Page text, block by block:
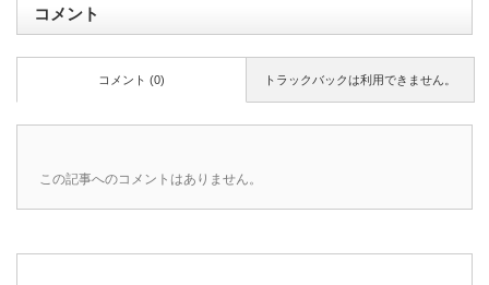
コメント
トラックバックは利用できません。
コメント (0)
この記事へのコメントはありません。